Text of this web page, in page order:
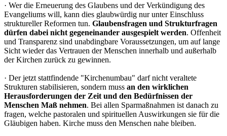
· Wer die Erneuerung des Glaubens und der Verkündigung des
Evangeliums will, kann dies glaubwürdig nur unter Einschluss
struktureller Reformen tun. Glaubensfragen und Strukturfragen
dürfen dabei nicht gegeneinander ausgespielt werden. Offenheit
und Transparenz sind unabdingbare Voraussetzungen, um auf lange
Sicht wieder das Vertrauen der Menschen innerhalb und außerhalb
der Kirchen zurück zu gewinnen.
· Der jetzt stattfindende "Kirchenumbau" darf nicht veraltete
Strukturen stabilisieren, sondern muss an den wirklichen
Herausforderungen der Zeit und den Bedürfnissen der
Menschen Maß nehmen. Bei allen Sparmaßnahmen ist danach zu
fragen, welche pastoralen und spirituellen Auswirkungen sie für die
Gläubigen haben. Kirche muss den Menschen nahe bleiben.